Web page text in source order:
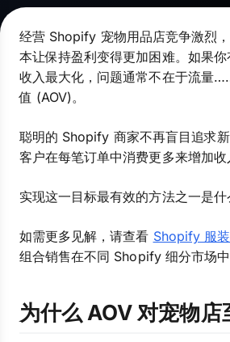
经营 Shopify 宠物用品店竞争激烈
本让保持盈利变得更加困难。如果
收入最大化，问题通常不在于流量
值 (AOV)。
聪明的 Shopify 商家不再盲目追求
客户在每笔订单中消费更多来增加收
实现这一目标最有效的方法之一是什
如需更多见解，请查看 Shopify 服
组合销售在不同 Shopify 细分市场中
为什么 AOV 对宠物店